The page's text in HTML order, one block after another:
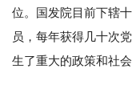
位。国发院目前下辖
员，每年获得几十次
生了重大的政策和社会